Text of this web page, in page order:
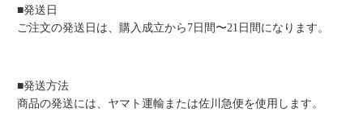
■発送日
ご注文の発送日は、購入成立から7日間〜21日間になります。
■発送方法
商品の発送には、ヤマト運輸または佐川急便を使用します。